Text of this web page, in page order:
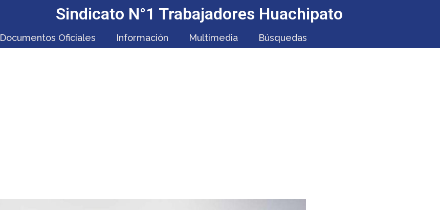
Sindicato N°1 Trabajadores Huachipato
Documentos Oficiales Información Multimedia Búsquedas